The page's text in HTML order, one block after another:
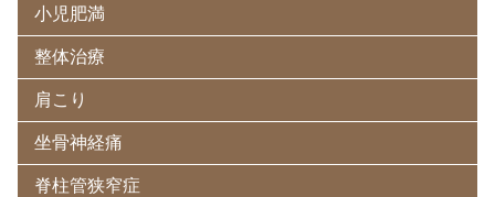
小児肥満
整体治療
肩こり
坐骨神経痛
脊柱管狭窄症